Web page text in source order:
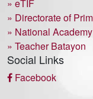
» eTIF
» Directorate of
» National
» Teacher Batayon
Social Links
Facebook